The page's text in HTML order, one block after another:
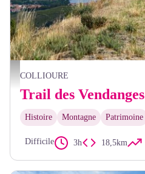
Hugues Argences
COLLIOURE
Trail des Vendanges
Histoire Montagne Patrimoine
Difficile 3h 18,5km